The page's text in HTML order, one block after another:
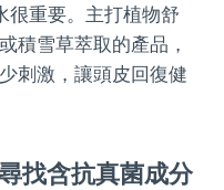
很重要。主打植物舒
積雪草萃取的產品，
刺激，讓頭皮回復健
找含抗真菌成分